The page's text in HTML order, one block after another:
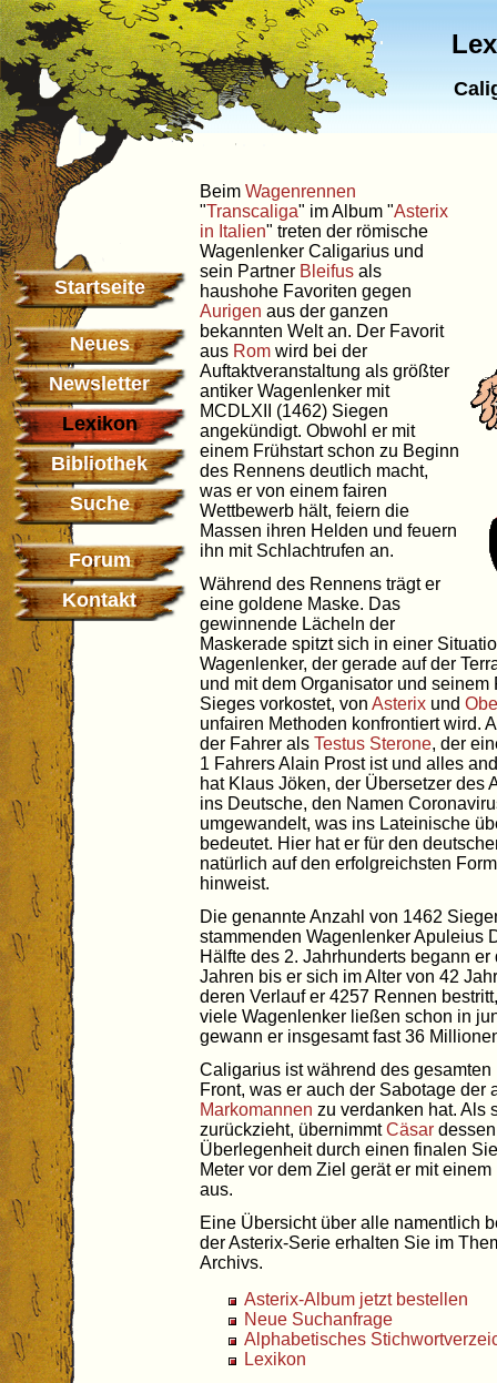
Startseite
Neues
Newsletter
Lexikon
Bibliothek
Suche
Forum
Kontakt
Beim Wagenrennen
"Transcaliga" im Album "Asterix
in Italien" treten der römische
Wagenlenker Caligarius und
sein Partner Bleifus als
haushohe Favoriten gegen
Aurigen aus der ganzen
bekannten Welt an. Der Favorit
aus Rom wird bei der
Auftaktveranstaltung als größter
antiker Wagenlenker mit
MCDLXII (1462) Siegen
angekündigt. Obwohl er mit
einem Frühstart schon zu Beginn
des Rennens deutlich macht,
was er von einem fairen
Wettbewerb hält, feiern die
Massen ihren Helden und feuern
ihn mit Schlachtrufen an.
Während des Rennens trägt er
eine goldene Maske. Das
gewinnende Lächeln der
Maskerade spitzt sich in einer
Wagenlenker, der gerade auf der
und mit dem Organisator und
Sieges vorkostet, von Asterix und
unfairen Methoden konfrontiert wird.
der Fahrer als Testus Sterone, der
1 Fahrers Alain Prost ist und alles
hat Klaus Jöken, der Übersetzer des
ins Deutsche, den Namen
umgewandelt, was ins Lateinische
bedeutet. Hier hat er für den
natürlich auf den erfolgreichsten
hinweist.
Die genannte Anzahl von 1462
stammenden Wagenlenker Apuleius
Hälfte des 2. Jahrhunderts begann
Jahren bis er sich im Alter von 42
deren Verlauf er 4257 Rennen
viele Wagenlenker ließen schon in
gewann er insgesamt fast 36
Caligarius ist während des
Front, was er auch der Sabotage der
Markomannen zu verdanken hat. Als
zurückzieht, übernimmtCäsar
Überlegenheit durch einen finalen
Meter vor dem Ziel gerät er mit
aus.
Eine Übersicht über alle namentlich
der Asterix-Serie erhalten Sie im
Archivs.
Asterix-Album jetzt bestellen
Neue Suchanfrage
Alphabetisches
Lexikon